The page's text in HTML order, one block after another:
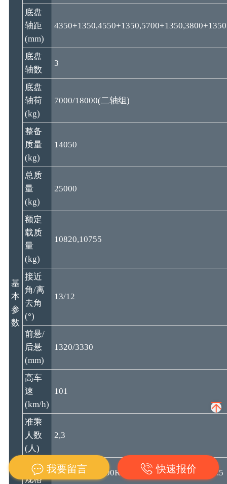
基
本
参
数
底盘
轴距
(mm)
4350+1350,4550+1350,5700+1350,3800+1350
底盘
轴数
3
底盘
轴荷
(kg)
7000/18000(二轴组)
整备
质量
(kg)
14050
总质
量
(kg)
25000
额定
载质
量
(kg)
10820,10755
接近
角/离
去角
(°)
13/12
前悬/
后悬
(mm)
1320/3330
高车
速
(km/h)
101
准乘
人数
(人)
2,3
轮胎
规格
11.00-20，11.00R20，12R22.5，295/80R22.5
我要留言 快速报价